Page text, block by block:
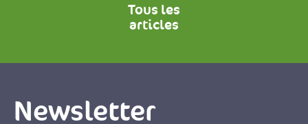
Tous les
articles
Newsletter